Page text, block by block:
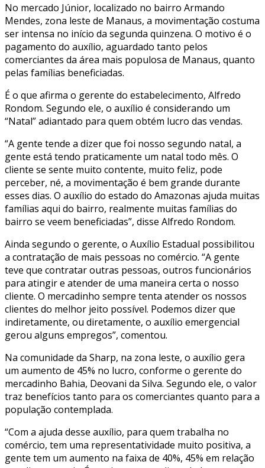
No mercado Júnior, localizado no bairro Armando
Mendes, zona leste de Manaus, a movimentação costuma
ser intensa no início da segunda quinzena. O motivo é o
pagamento do auxílio, aguardado tanto pelos
comerciantes da área mais populosa de Manaus, quanto
pelas famílias beneficiadas.
É o que afirma o gerente do estabelecimento, Alfredo
Rondom. Segundo ele, o auxílio é considerando um
“Natal” adiantado para quem obtém lucro das vendas.
“A gente tende a dizer que foi nosso segundo natal, a
gente está tendo praticamente um natal todo mês. O
cliente se sente muito contente, muito feliz, pode
perceber, né, a movimentação é bem grande durante
esses dias. O auxílio do estado do Amazonas ajuda muitas
famílias aqui do bairro, realmente muitas famílias do
bairro se veem beneficiadas”, disse Alfredo Rondom.
Ainda segundo o gerente, o Auxílio Estadual possibilitou
a contratação de mais pessoas no comércio. “A gente
teve que contratar outras pessoas, outros funcionários
para atingir e atender de uma maneira certa o nosso
cliente. O mercadinho sempre tenta atender os nossos
clientes do melhor jeito possível. Podemos dizer que
indiretamente, ou diretamente, o auxílio emergencial
gerou alguns empregos”, comentou.
Na comunidade da Sharp, na zona leste, o auxílio gera
um aumento de 45% no lucro, conforme o gerente do
mercadinho Bahia, Deovani da Silva. Segundo ele, o valor
traz benefícios tanto para os comerciantes quanto para a
população contemplada.
“Com a ajuda desse auxílio, para quem trabalha no
comércio, tem uma representatividade muito positiva, a
gente tem um aumento na faixa de 40%, 45% em relação